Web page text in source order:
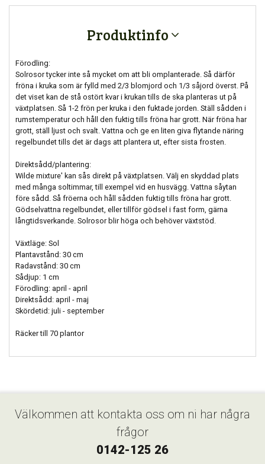
Produktinfo
Förodling:
Solrosor tycker inte så mycket om att bli omplanterade. Så därför
fröna i kruka som är fylld med 2/3 blomjord och 1/3 såjord överst. På
det viset kan de stå ostört kvar i krukan tills de ska planteras ut på
växtplatsen. Så 1-2 frön per kruka i den fuktade jorden. Ställ sådden i
rumstemperatur och håll den fuktig tills fröna har grott. När fröna har
grott, ställ ljust och svalt. Vattna och ge en liten giva flytande näring
regelbundet tills det är dags att plantera ut, efter sista frosten.
Direktsådd/plantering:
Wilde mixture' kan sås direkt på växtplatsen. Välj en skyddad plats
med många soltimmar, till exempel vid en husvägg. Vattna såytan
före sådd. Så fröerna och håll sådden fuktig tills fröna har grott.
Gödselvattna regelbundet, eller tillför gödsel i fast form, gärna
långtidsverkande. Solrosor blir höga och behöver växtstöd.
Växtläge: Sol
Plantavstånd: 30 cm
Radavstånd: 30 cm
Sådjup: 1 cm
Förodling: april - april
Direktsådd: april - maj
Skördetid: juli - september
Räcker till 70 plantor
Välkommen att kontakta oss om ni har några
frågor
0142-125 26